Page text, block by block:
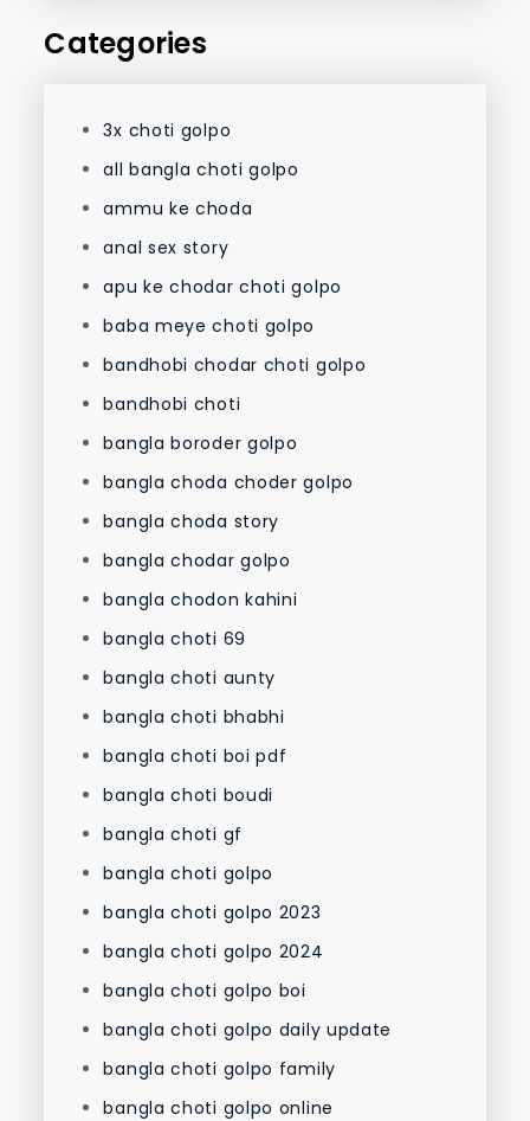
Categories
3x choti golpo
all bangla choti golpo
ammu ke choda
anal sex story
apu ke chodar choti golpo
baba meye choti golpo
bandhobi chodar choti golpo
bandhobi choti
bangla boroder golpo
bangla choda choder golpo
bangla choda story
bangla chodar golpo
bangla chodon kahini
bangla choti 69
bangla choti aunty
bangla choti bhabhi
bangla choti boi pdf
bangla choti boudi
bangla choti gf
bangla choti golpo
bangla choti golpo 2023
bangla choti golpo 2024
bangla choti golpo boi
bangla choti golpo daily update
bangla choti golpo family
bangla choti golpo online